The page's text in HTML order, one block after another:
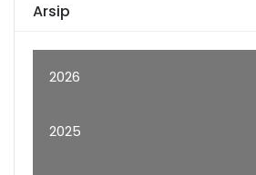
Arsip
2026
2025